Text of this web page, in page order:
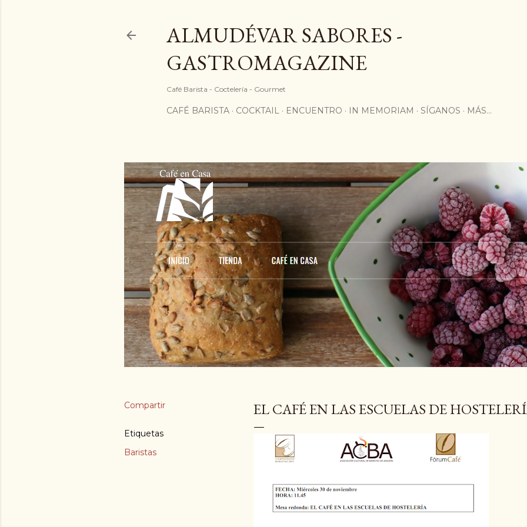
ALMUDÉVAR SABORES -
GASTROMAGAZINE
Café Barista - Coctelería - Gourmet
CAFÉ BARISTA COCKTAIL ENCUENTRO IN MEMORIAM SÍGANOS MÁS…
Compartir
Etiquetas
Baristas
EL CAFÉ EN LAS ESCUELAS DE